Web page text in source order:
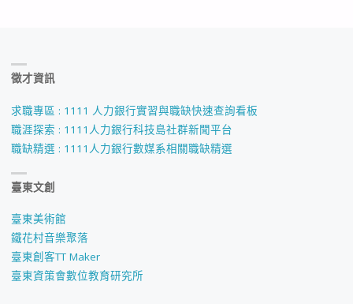
徵才資訊
求職專區 : 1111 人力銀行實習與職缺快速查詢看板
職涯探索 : 1111人力銀行科技島社群新聞平台
職缺精選 : 1111人力銀行數媒系相關職缺精選
臺東文創
臺東美術館
鐵花村音樂聚落
臺東創客TT Maker
臺東資策會數位教育研究所